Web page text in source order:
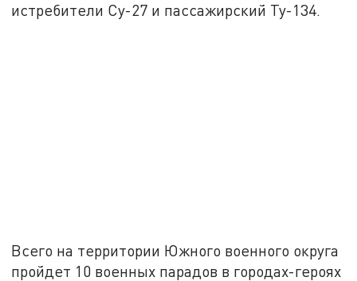
истребители Су-27 и пассажирский Ту-134.
Всего на территории Южного военного округа
пройдет 10 военных парадов в городах-героях